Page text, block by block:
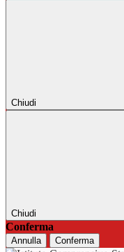
Chiudi
Chiudi
Conferma
Annulla Conferma